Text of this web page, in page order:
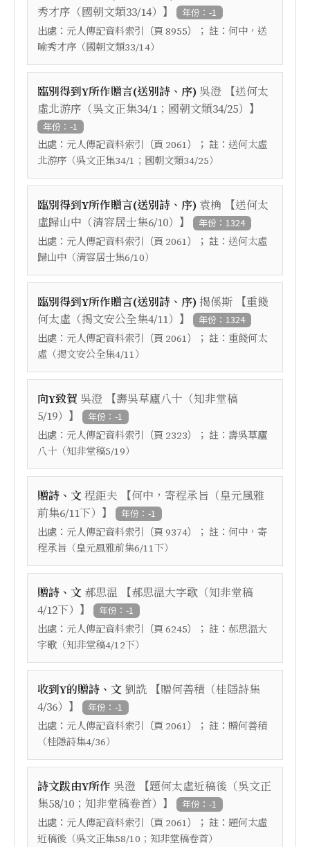
秀才序（國朝文類33/14） 】 年份：-1
出處： 元人傳記資料索引 （頁 8955）； 註： 何中，送
喻秀才序（國朝文類33/14）
臨別得到Y所作贈言(送別詩、序) 吳澄 【送何太
虛北游序（吳文正集34/1；國朝文類34/25） 】
年份：-1
出處： 元人傳記資料索引 （頁 2061）； 註： 送何太虛
北游序（吳文正集34/1；國朝文類34/25）
臨別得到Y所作贈言(送別詩、序) 袁桷 【送何太
虛歸山中（清容居士集6/10） 】 年份：1324
出處： 元人傳記資料索引 （頁 2061）； 註： 送何太虛
歸山中（清容居士集6/10）
臨別得到Y所作贈言(送別詩、序)揭傒斯 【重餞
何太虛（揭文安公全集4/11） 】 年份：1324
出處： 元人傳記資料索引 （頁 2061）； 註： 重餞何太
虛（揭文安公全集4/11）
向Y致賀 吳澄 【壽吳草廬八十（知非堂稿
5/19） 】 年份：-1
出處： 元人傳記資料索引 （頁 2323）； 註： 壽吳草廬
八十（知非堂稿5/19）
贈詩、文程鉅夫 【何中，寄程承旨（皇元風雅
前集6/11下） 】 年份：-1
出處： 元人傳記資料索引 （頁 9374）； 註： 何中，寄
程承旨（皇元風雅前集6/11下）
贈詩、文 郝思温 【郝思溫大字歌（知非堂稿
4/12下） 】 年份：-1
出處： 元人傳記資料索引 （頁 6245）； 註： 郝思溫大
字歌（知非堂稿4/12下）
收到Y的贈詩、文 劉詵 【贈何善積（桂隱詩集
4/36） 】 年份：-1
出處： 元人傳記資料索引 （頁 2061）； 註： 贈何善積
（桂隱詩集4/36）
詩文跋由Y所作 吳澄 【題何太虛近稿後（吳文正
集58/10；知非堂稿卷首） 】 年份：-1
出處： 元人傳記資料索引 （頁 2061）； 註： 題何太虛
近稿後（吳文正集58/10；知非堂稿卷首）